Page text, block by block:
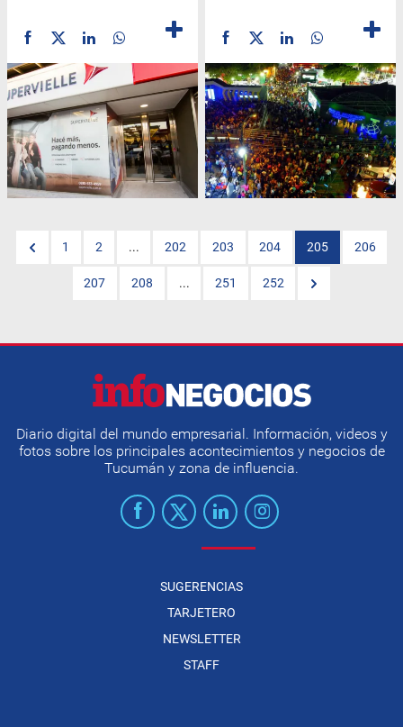
1 2 ... 202 203 204 205 206
207 208 ... 251 252
Diario digital del mundo empresarial. Información, videos y
fotos sobre los principales acontecimientos y negocios de
Tucumán y zona de influencia.
SUGERENCIAS
TARJETERO
NEWSLETTER
STAFF